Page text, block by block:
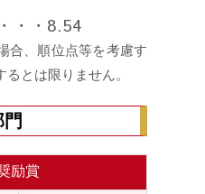
・・8.54
合、順位点等を考慮す
とは限りません。
励賞